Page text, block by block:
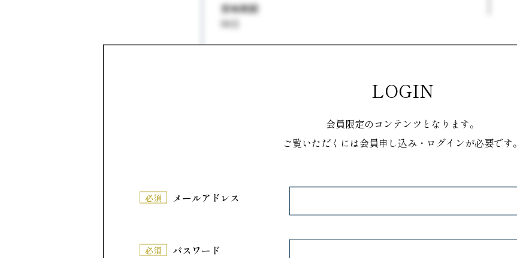
賞味期限
90日
こだわりのポイント
LOGIN
会員限定のコンテンツとなります。
ご覧いただくには会員申し込み・ログインが必要です。
必須 メールアドレス
必須 パスワード